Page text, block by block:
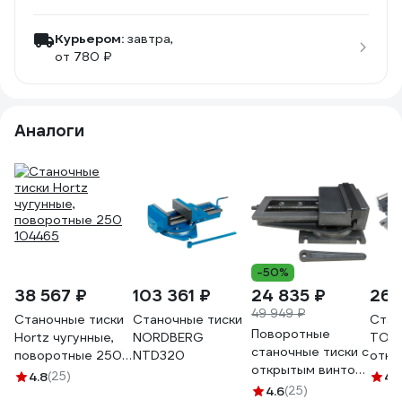
Курьером: завтра,
от 780 ₽
Аналоги
38 567 ₽
Станочные тиски
Hortz чугунные,
поворотные 250
104465
4.8(25)
103 361 ₽
Станочные тиски
NORDBERG
NTD320
-50%
24 835 ₽
49 949 ₽
Поворотные
станочные тиски с
открытым винтом
GRIFF серия QB
4.6(25)
26
4.7